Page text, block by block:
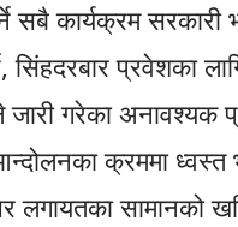
सबै कार्यक्रम
सिंहदरबार प्रवेशका
जारी गरेका अनावश्यक
क्रममा ध्वस्त
लगायतका सामानको